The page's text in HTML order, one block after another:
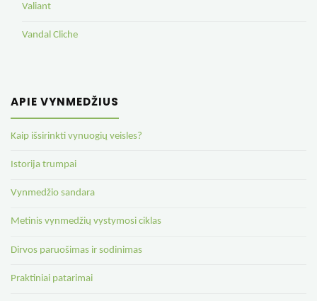
Valiant
Vandal Cliche
APIE VYNMEDŽIUS
Kaip išsirinkti vynuogių veisles?
Istorija trumpai
Vynmedžio sandara
Metinis vynmedžių vystymosi ciklas
Dirvos paruošimas ir sodinimas
Praktiniai patarimai